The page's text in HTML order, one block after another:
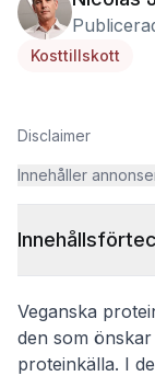
Kosttillskott
Disclaimer
Innehåller
Veganska
den som
proteinkälla. I